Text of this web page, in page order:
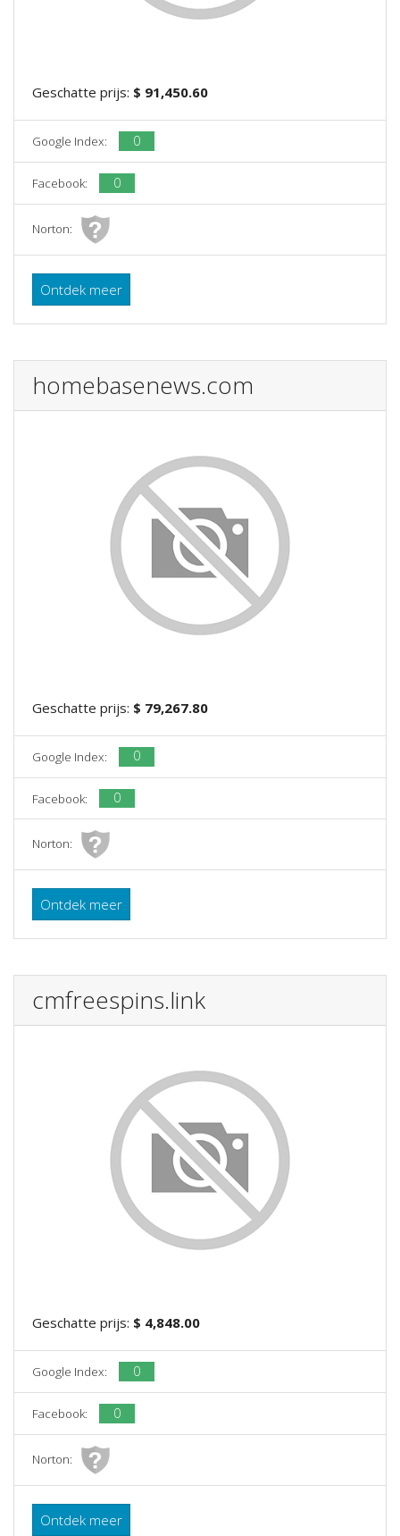
Geschatte prijs: $ 91,450.60
Google Index: 0
Facebook: 0
Norton:
Ontdek meer
homebasenews.com
Geschatte prijs: $ 79,267.80
Google Index: 0
Facebook: 0
Norton:
Ontdek meer
cmfreespins.link
Geschatte prijs: $ 4,848.00
Google Index: 0
Facebook: 0
Norton:
Ontdek meer